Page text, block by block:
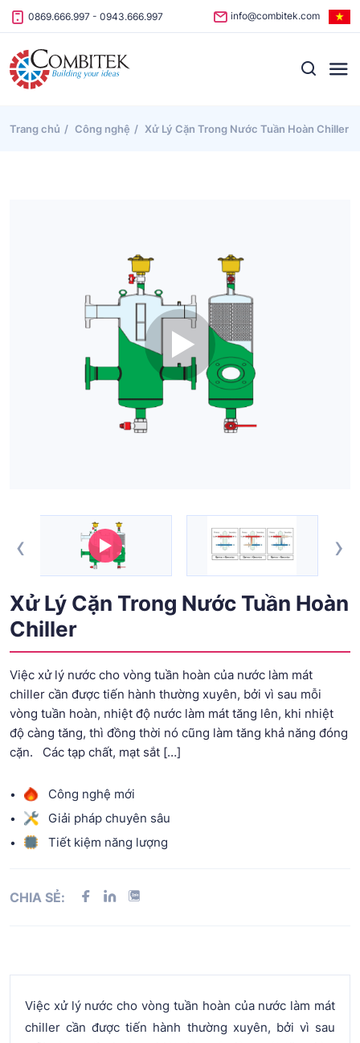
Skip to content
0869.666.997 - 0943.666.997 info@combitek.com
Trang chủ Công nghệ Xử Lý Cặn Trong Nước Tuần Hoàn Chiller
‹ ›
Xử Lý Cặn Trong Nước Tuần Hoàn
Chiller
Việc xử lý nước cho vòng tuần hoàn của nước làm mát
chiller cần được tiến hành thường xuyên, bởi vì sau mỗi
vòng tuần hoàn, nhiệt độ nước làm mát tăng lên, khi nhiệt
độ càng tăng, thì đồng thời nó cũng làm tăng khả năng đóng
cặn. Các tạp chất, mạt sắt […]
Công nghệ mới
Giải pháp chuyên sâu
Tiết kiệm năng lượng
CHIA SẺ:
Việc xử lý nước cho vòng tuần hoàn của nước làm mát
chiller cần được tiến hành thường xuyên, bởi vì sau